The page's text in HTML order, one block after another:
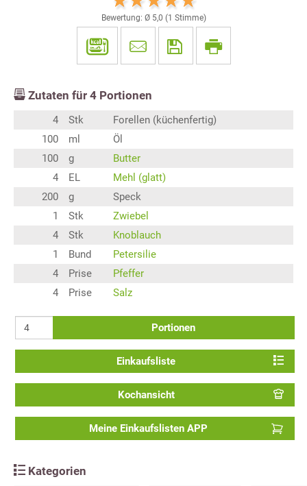
Bewertung: Ø 5,0 (1 Stimme)
Zutaten für 4 Portionen
4 Stk
Forellen (küchenfertig)
100
ml
Öl
100
g
Butter
4
EL
Mehl (glatt)
200
g
Speck
1
Stk
Zwiebel
4
Stk
Knoblauch
1
Bund
Petersilie
4
Prise
Pfeffer
4
Prise Salz
Portionen
Einkaufsliste
Kochansicht
Meine Einkaufslisten APP
Kategorien